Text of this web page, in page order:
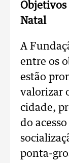
Objetivos
Natal
A
entre os
estão
valorizar
cidade,
do
ponta-